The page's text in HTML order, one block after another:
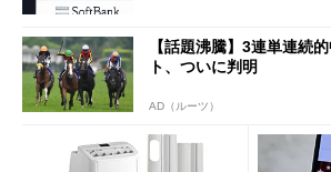
【話題沸騰】3連単連続
ト、ついに判明
AD（ルーツ）